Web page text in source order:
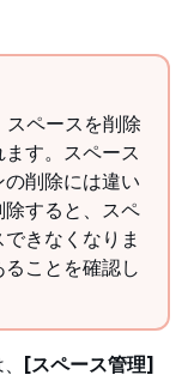
スペースを削除
す。スペース
削除には違い
すると、スペ
きなくなりま
ことを確認し
[スペース管理]